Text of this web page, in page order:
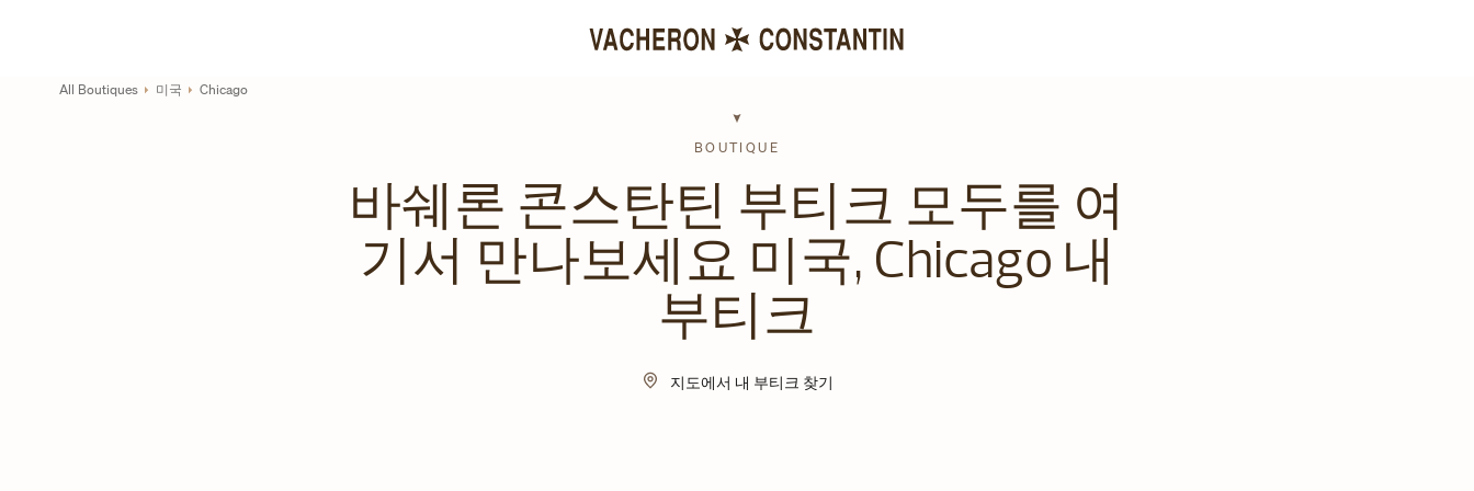
Return to Nav
All Boutiques 미국 Chicago
BOUTIQUE
바쉐론 콘스탄틴 부티크 모두를 여
기서 만나보세요 미국, Chicago 내
부티크
지도에서 내 부티크 찾기